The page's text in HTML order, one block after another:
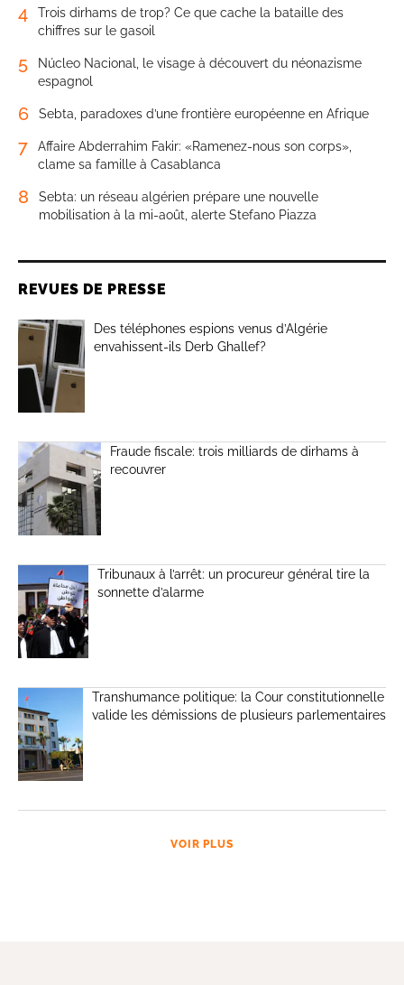
4
Trois dirhams de trop? Ce que cache la bataille des
chiffres sur le gasoil
5
Núcleo Nacional, le visage à découvert du néonazisme
espagnol
6 Sebta, paradoxes d’une frontière européenne en Afrique
7
Affaire Abderrahim Fakir: «Ramenez-nous son corps»,
clame sa famille à Casablanca
8
Sebta: un réseau algérien prépare une nouvelle
mobilisation à la mi-août, alerte Stefano Piazza
REVUES DE PRESSE
Des téléphones espions venus d’Algérie
envahissent-ils Derb Ghallef?
Fraude fiscale: trois milliards de dirhams à
recouvrer
Tribunaux à l’arrêt: un procureur général tire la
sonnette d’alarme
Transhumance politique: la Cour constitutionnelle
valide les démissions de plusieurs parlementaires
VOIR PLUS